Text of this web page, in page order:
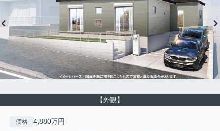
【外観】
価格 4,880万円